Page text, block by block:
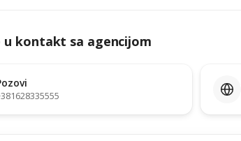
u kontakt sa agencijom